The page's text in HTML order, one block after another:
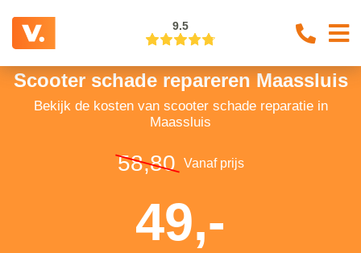
9.5
Scooter schade repareren Maassluis
Bekijk de kosten van scooter schade reparatie in
Maassluis
58,80 Vanaf prijs
49,-